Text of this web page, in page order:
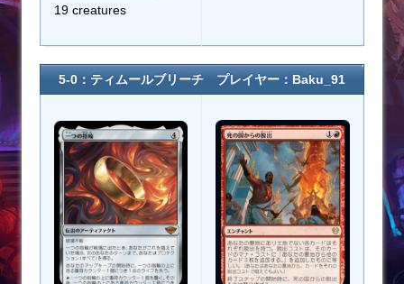
19 creatures
5-0：ティムールブリーチ プレイヤー：Baku_91